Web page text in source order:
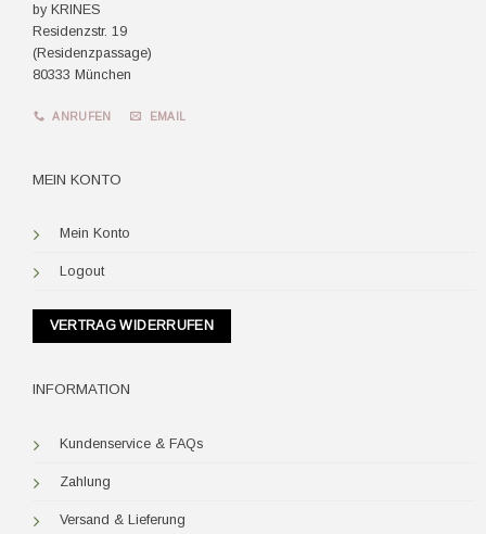
by KRINES
Residenzstr. 19
(Residenzpassage)
80333 München
ANRUFEN EMAIL
MEIN KONTO
Mein Konto
Logout
VERTRAG WIDERRUFEN
INFORMATION
Kundenservice & FAQs
Zahlung
Versand & Lieferung